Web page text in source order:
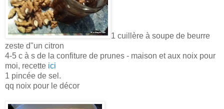
1 cuillère à soupe de beurre
zeste d"un citron
4-5 c à s de la confiture de prunes - maison et aux noix pour
moi, recette ici
1 pincée de sel.
qq noix pour le décor